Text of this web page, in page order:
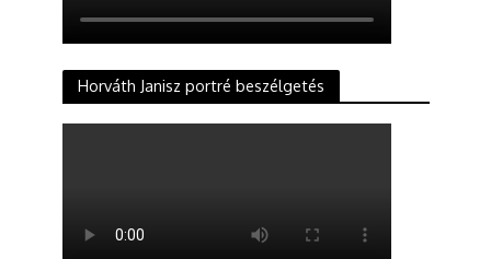
Horváth Janisz portré beszélgetés